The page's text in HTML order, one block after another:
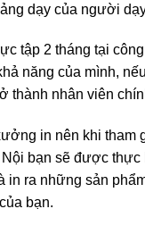
dạy của người
tập 2 tháng tại
năng của mình,
thành nhân viên
in nên khi tham
bạn sẽ được thực
in ra những sản
bạn.